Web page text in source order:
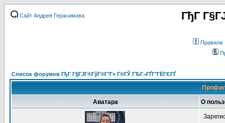
Сайт Андрея Герасимова ГђГ
Правила
Список форумов ГђГ Г§ГЈГ®ГўГ®Г°Г» Г®ГЎ ГЂГ¬ГҐГ°ГЁГЄГҐ
Аватара О